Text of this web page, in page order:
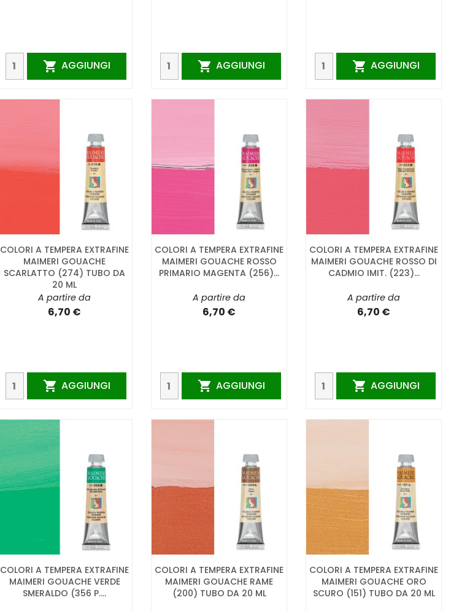
 AGGIUNGI  AGGIUNGI  AGGIUNGI
COLORI A TEMPERA EXTRAFINE
MAIMERI GOUACHE
SCARLATTO (274) TUBO DA
20 ML
A partire da
6,70 €
 AGGIUNGI
COLORI A TEMPERA EXTRAFINE
MAIMERI GOUACHE ROSSO
PRIMARIO MAGENTA (256)...
A partire da
6,70 €
 AGGIUNGI
COLORI A TEMPERA EXTRAFINE
MAIMERI GOUACHE ROSSO DI
CADMIO IMIT. (223)...
A partire da
6,70 €
 AGGIUNGI
COLORI A TEMPERA EXTRAFINE
MAIMERI GOUACHE VERDE
SMERALDO (356 P....
COLORI A TEMPERA EXTRAFINE
MAIMERI GOUACHE RAME
(200) TUBO DA 20 ML
COLORI A TEMPERA EXTRAFINE
MAIMERI GOUACHE ORO
SCURO (151) TUBO DA 20 ML